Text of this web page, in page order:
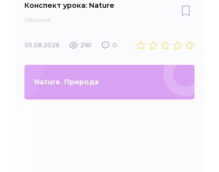
Конспект урока: Nature
Лексика
05.08.2026 2161 0
Nature. Природа